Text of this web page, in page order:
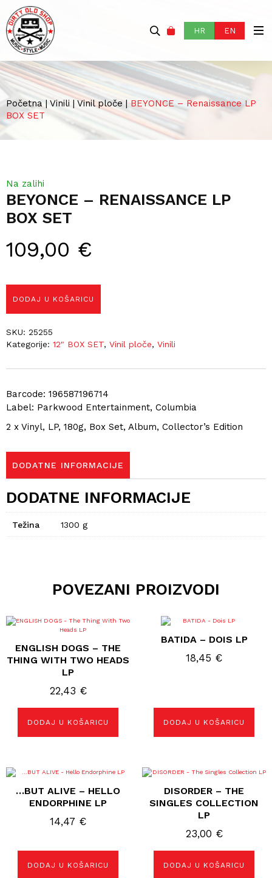
HR EN
Početna | Vinili | Vinil ploče|BEYONCE – Renaissance LP
BOX SET
BEYONCE – RENAISSANCE LP
BOX SET
109,00 €
Barcode: 196587196714
Label: Parkwood Entertainment, Columbia
2 x Vinyl, LP, 180g, Box Set, Album, Collector’s Edition
Na zalihi
DODAJ U KOŠARICU
SKU: 25255
Kategorije: 12" BOX SET, Vinil ploče, Vinili
DODATNE INFORMACIJE
DODATNE INFORMACIJE
Težina 1300 g
POVEZANI PROIZVODI
ENGLISH DOGS – THE
THING WITH TWO HEADS
LP
22,43 €
DODAJ U KOŠARICU
BATIDA – DOIS LP
18,45 €
DODAJ U KOŠARICU
…BUT ALIVE – HELLO
ENDORPHINE LP
14,47 €
DODAJ U KOŠARICU
DISORDER – THE
SINGLES COLLECTION
LP
23,00 €
DODAJ U KOŠARICU